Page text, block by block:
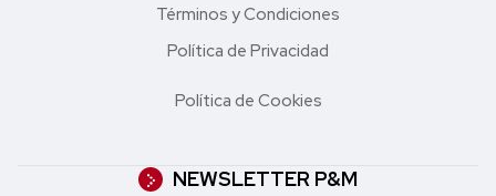
Términos y Condiciones
Política de Privacidad
Política de Cookies
NEWSLETTER P&M